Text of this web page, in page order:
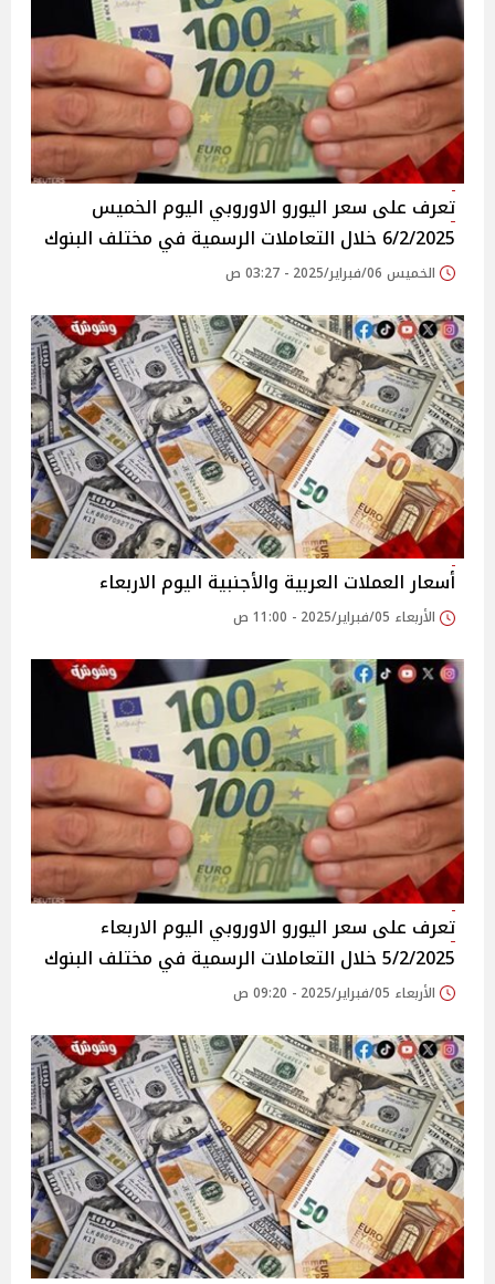
تعرف على سعر اليورو الاوروبي اليوم الخميس
6/2/2025 خلال التعاملات الرسمية في مختلف البنوك
الخميس 06/فبراير/2025 - 03:27 ص
أسعار العملات العربية والأجنبية اليوم الاربعاء
الأربعاء 05/فبراير/2025 - 11:00 ص
تعرف على سعر اليورو الاوروبي اليوم الاربعاء
5/2/2025 خلال التعاملات الرسمية في مختلف البنوك
الأربعاء 05/فبراير/2025 - 09:20 ص